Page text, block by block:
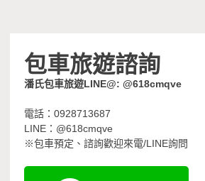
包車旅遊諮詢
潘氏包車旅遊LINE@: @618cmqve
電話：0928713687
LINE：@618cmqve
※包車預定、諮詢歡迎來電/LINE詢問